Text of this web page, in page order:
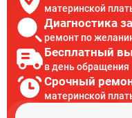
материнской
Диагностика
ремонт по
Бесплатный
в день обращения
Срочный
материнской